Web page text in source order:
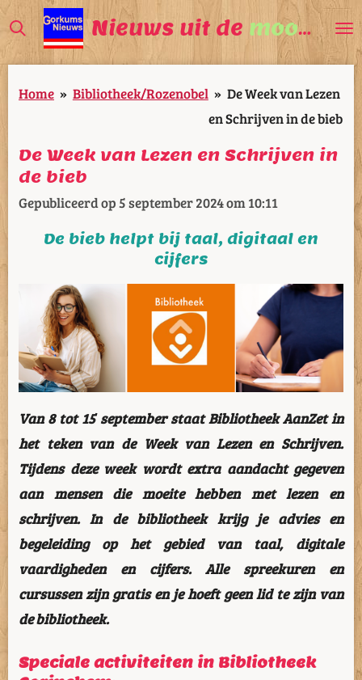
Ga
direct
naar
de
Nieuws uit de mooiste
Home » Bibliotheek/Rozenobel » De Week van Lezen
en Schrijven in de bieb
De Week van Lezen en Schrijven in
de bieb
Gepubliceerd op 5 september 2024 om 10:11
De bieb helpt bij taal, digitaal en
cijfers
Van 8 tot 15 september staat Bibliotheek AanZet in
het teken van de Week van Lezen en Schrijven.
Tijdens deze week wordt extra aandacht gegeven
aan mensen die moeite hebben met lezen en
schrijven. In de bibliotheek krijg je advies en
begeleiding op het gebied van taal, digitale
vaardigheden en cijfers. Alle spreekuren en
cursussen zijn gratis en je hoeft geen lid te zijn van
de bibliotheek.
Speciale activiteiten in Bibliotheek